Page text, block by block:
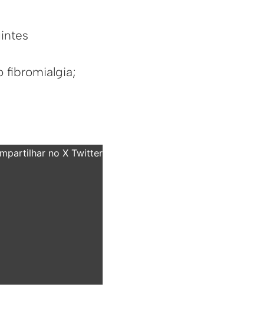
fibromialgia;
no X Twitter